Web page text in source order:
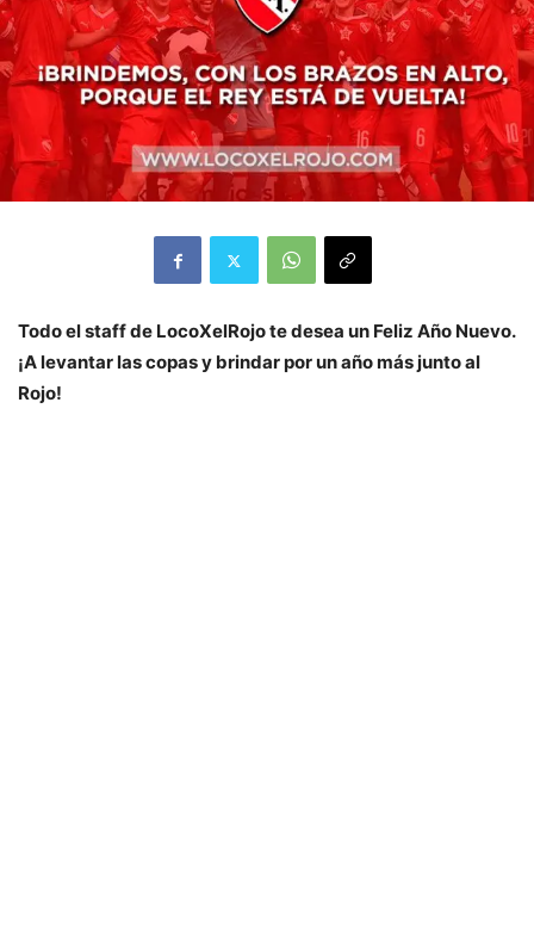
Todo el staff de LocoXelRojo te desea un Feliz Año Nuevo.
¡A levantar las copas y brindar por un año más junto al
Rojo!